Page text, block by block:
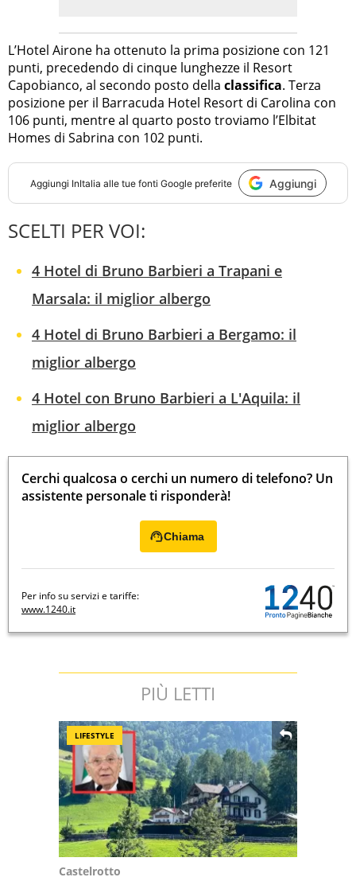
L’Hotel Airone ha ottenuto la prima posizione con 121
punti, precedendo di cinque lunghezze il Resort
Capobianco, al secondo posto della classifica. Terza
posizione per il Barracuda Hotel Resort di Carolina con
106 punti, mentre al quarto posto troviamo l’Elbitat
Homes di Sabrina con 102 punti.
Aggiungi InItalia alle tue fonti Google preferite Aggiungi
SCELTI PER VOI:
4 Hotel di Bruno Barbieri a Trapani e
Marsala: il miglior albergo
4 Hotel di Bruno Barbieri a Bergamo: il
miglior albergo
4 Hotel con Bruno Barbieri a L'Aquila: il
miglior albergo
Cerchi qualcosa o cerchi un numero di telefono? Un
assistente personale ti risponderà!
Chiama
Per info su servizi e tariffe:
www.1240.it
PIÙ LETTI
LIFESTYLE
Castelrotto